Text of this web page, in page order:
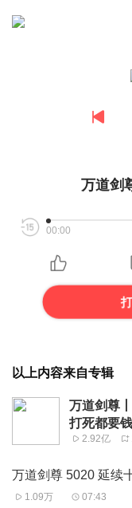
万道剑
00:00
以上内容来自专辑
万道剑尊
打死都要
2.92亿
万道剑尊 5020 延续
1.09万 07:43